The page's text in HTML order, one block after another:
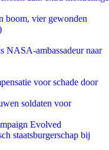
boom, vier gewonden
NASA-ambassadeur naar
voor schade door
soldaten voor
Evolved
staatsburgerschap bij